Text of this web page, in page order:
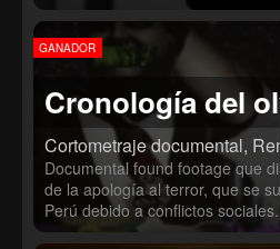
GANADOR
Cronología del
Cortometraje documental,
Documental found footage que
de la apología al terror, que se
Perú debido a conflictos
consumo y los medios.